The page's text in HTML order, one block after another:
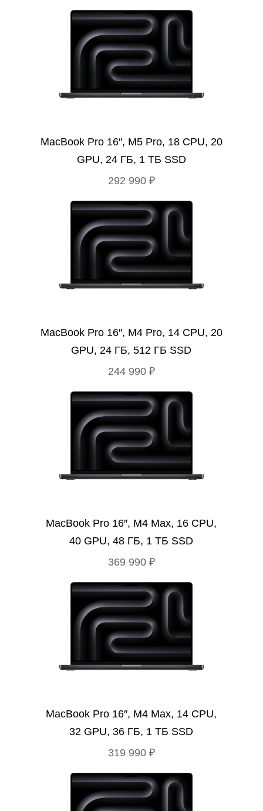
MacBook Pro 16″, M5 Pro, 18 CPU, 20
GPU, 24 ГБ, 1 ТБ SSD
292 990 ₽
MacBook Pro 16″, M4 Pro, 14 CPU, 20
GPU, 24 ГБ, 512 ГБ SSD
244 990 ₽
MacBook Pro 16″, M4 Max, 16 CPU,
40 GPU, 48 ГБ, 1 ТБ SSD
369 990 ₽
MacBook Pro 16″, M4 Max, 14 CPU,
32 GPU, 36 ГБ, 1 ТБ SSD
319 990 ₽